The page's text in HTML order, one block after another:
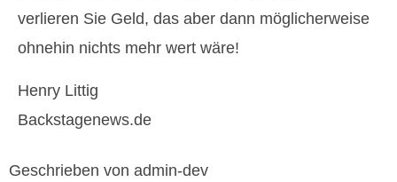
verlieren Sie Geld, das aber dann möglicherweise
ohnehin nichts mehr wert wäre!
Henry Littig
Backstagenews.de
Geschrieben von admin-dev